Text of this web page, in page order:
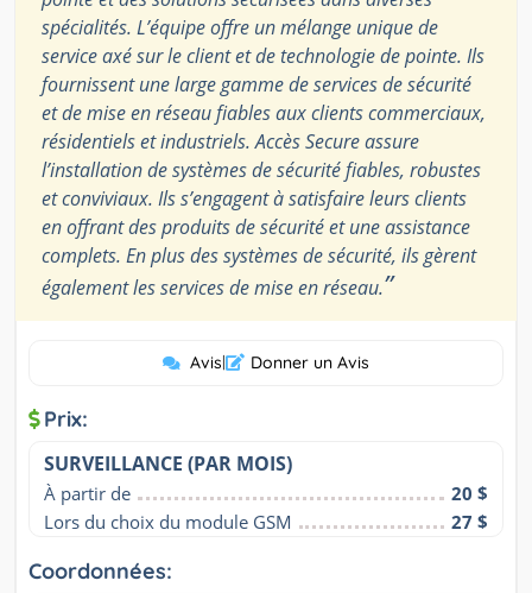
spécialités. L’équipe offre un mélange unique de
service axé sur le client et de technologie de pointe. Ils
fournissent une large gamme de services de sécurité
et de mise en réseau fiables aux clients commerciaux,
résidentiels et industriels. Accès Secure assure
l’installation de systèmes de sécurité fiables, robustes
et conviviaux. Ils s’engagent à satisfaire leurs clients
en offrant des produits de sécurité et une assistance
complets. En plus des systèmes de sécurité, ils gèrent
également les services de mise en réseau.”
Avis| Donner un Avis
Prix:
SURVEILLANCE (PAR MOIS)
À partir de
20 $
Lors du choix du module GSM
27 $
Coordonnées: